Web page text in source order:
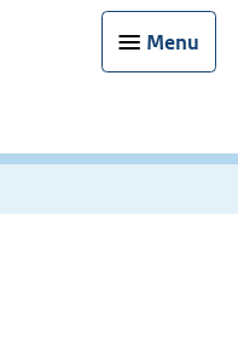
Menu